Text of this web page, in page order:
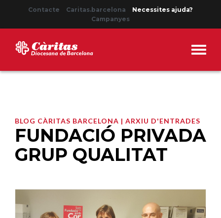
Contacte Caritas.barcelona
Necessites ajuda?
Campanyes
BLOG CÀRITAS BARCELONA | ARXIU D'ENTRADES
FUNDACIÓ PRIVADA
GRUP QUALITAT